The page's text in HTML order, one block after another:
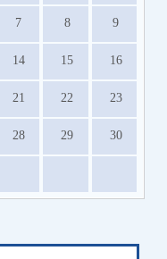
7 8 9
14 15 16
21 22 23
28 29 30